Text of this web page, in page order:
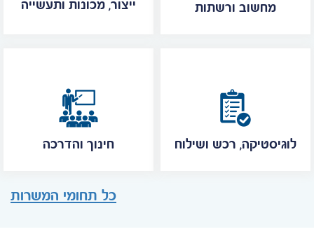
ייצור, מכונות ותעשייה מחשוב ורשתות
חינוך והדרכה לוגיסטיקה, רכש ושילוח
כל תחומי המשרות